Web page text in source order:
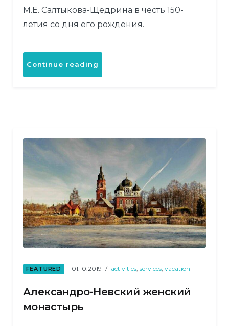
М.Е. Салтыкова-Щедрина в честь 150-
летия со дня его рождения.
Continue reading
Щедрина
FEATURED 01.10.2019 activities, services, vacation
Александро-Невский женский
монастырь